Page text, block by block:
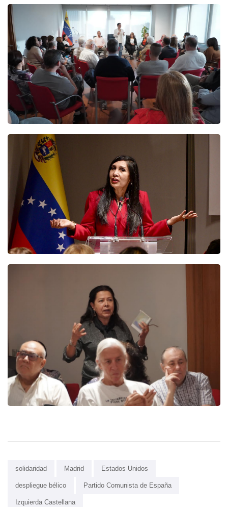
solidaridad Madrid Estados Unidos
despliegue bélico Partido Comunista de España
Izquierda Castellana